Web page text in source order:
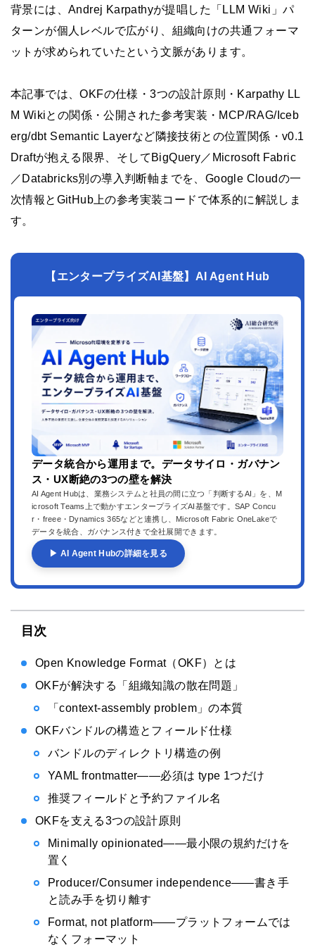
背景には、Andrej Karpathyが提唱した「LLM Wiki」パ
ターンが個人レベルで広がり、組織向けの共通フォーマ
ットが求められていたという文脈があります。
本記事では、OKFの仕様・3つの設計原則・Karpathy LL
M Wikiとの関係・公開された参考実装・MCP/RAG/Iceb
erg/dbt Semantic Layerなど隣接技術との位置関係・v0.1
Draftが抱える限界、そしてBigQuery／Microsoft Fabric
／Databricks別の導入判断軸までを、Google Cloudの一
次情報とGitHub上の参考実装コードで体系的に解説しま
す。
【エンタープライズAI基盤】AI Agent Hub
データ統合から運用まで。データサイロ・ガバナン
ス・UX断絶の3つの壁を解決
AI Agent Hubは、業務システムと社員の間に立つ「判断するAI」を、M
icrosoft Teams上で動かすエンタープライズAI基盤です。SAP Concu
r・freee・Dynamics 365などと連携し、Microsoft Fabric OneLakeで
データを統合、ガバナンス付きで全社展開できます。
▶ AI Agent Hubの詳細を見る
目次
Open Knowledge Format（OKF）とは
OKFが解決する「組織知識の散在問題」
「context-assembly problem」の本質
OKFバンドルの構造とフィールド仕様
バンドルのディレクトリ構造の例
YAML frontmatter——必須は type 1つだけ
推奨フィールドと予約ファイル名
OKFを支える3つの設計原則
Minimally opinionated——最小限の規約だけを
置く
Producer/Consumer independence——書き手
と読み手を切り離す
Format, not platform——プラットフォームでは
なくフォーマット